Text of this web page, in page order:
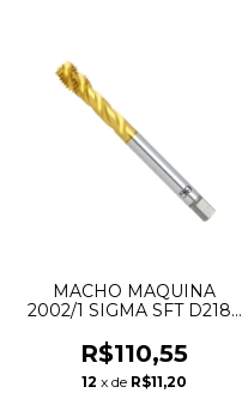
MACHO MAQUINA
2002/1 SIGMA SFT D2184
OSG
R$110,55
12 x de R$11,20